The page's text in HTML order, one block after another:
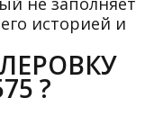
историей и
?